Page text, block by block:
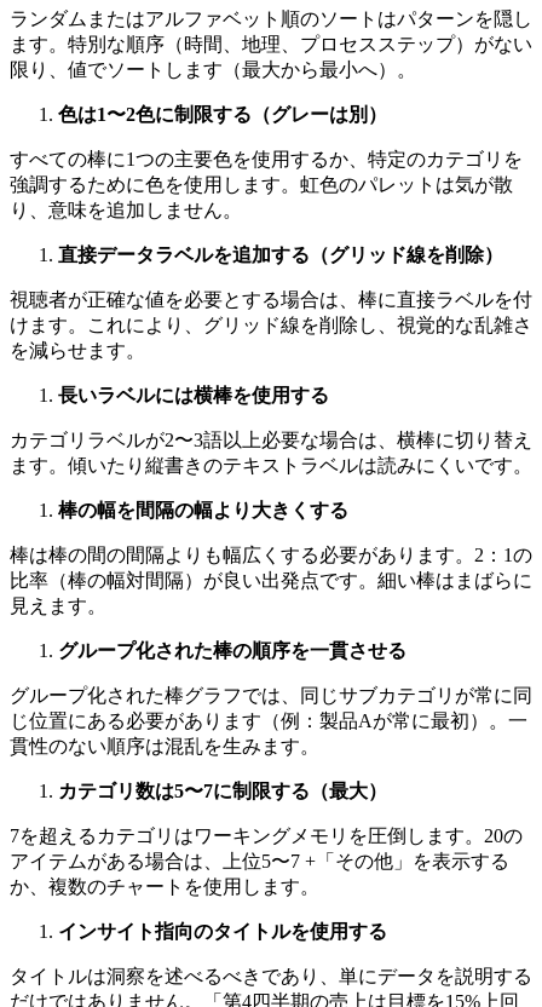
ランダムまたはアルファベット順のソートはパターンを隠し
ます。特別な順序（時間、地理、プロセスステップ）がない
限り、値でソートします（最大から最小へ）。
色は1〜2色に制限する（グレーは別）
すべての棒に1つの主要色を使用するか、特定のカテゴリを
強調するために色を使用します。虹色のパレットは気が散
り、意味を追加しません。
直接データラベルを追加する（グリッド線を削除）
視聴者が正確な値を必要とする場合は、棒に直接ラベルを付
けます。これにより、グリッド線を削除し、視覚的な乱雑さ
を減らせます。
長いラベルには横棒を使用する
カテゴリラベルが2〜3語以上必要な場合は、横棒に切り替え
ます。傾いたり縦書きのテキストラベルは読みにくいです。
棒の幅を間隔の幅より大きくする
棒は棒の間の間隔よりも幅広くする必要があります。2：1の
比率（棒の幅対間隔）が良い出発点です。細い棒はまばらに
見えます。
グループ化された棒の順序を一貫させる
グループ化された棒グラフでは、同じサブカテゴリが常に同
じ位置にある必要があります（例：製品Aが常に最初）。一
貫性のない順序は混乱を生みます。
カテゴリ数は5〜7に制限する（最大）
7を超えるカテゴリはワーキングメモリを圧倒します。20の
アイテムがある場合は、上位5〜7 +「その他」を表示する
か、複数のチャートを使用します。
インサイト指向のタイトルを使用する
タイトルは洞察を述べるべきであり、単にデータを説明する
だけではありません。「第4四半期の売上は目標を15%上回